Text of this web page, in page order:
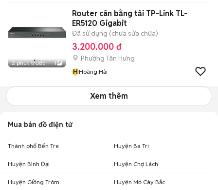
2 phút trước 1
Router cân bằng tải TP-Link TL-
ER5120 Gigabit
Đã sử dụng (chưa sửa chữa)
3.200.000 đ
Phường Tân Hưng
HHoàng Hải
Xem thêm
Mua bán đồ điện tử
Thành phố Bến Tre Huyện Ba Tri
Huyện Bình Đại Huyện Chợ Lách
Huyện Giồng Trôm Huyện Mỏ Cày Bắc